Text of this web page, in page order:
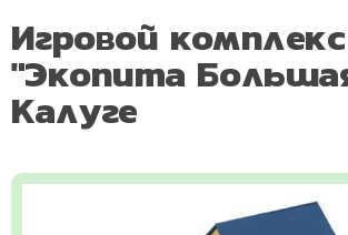
Игровой комплекс
"Экопита
Калуге